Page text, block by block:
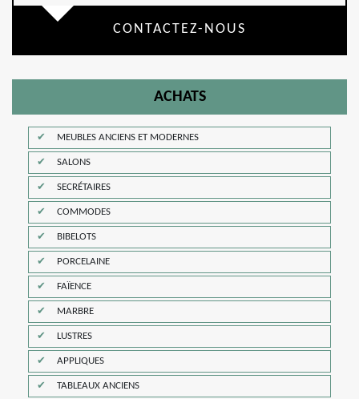
CONTACTEZ-NOUS
ACHATS
MEUBLES ANCIENS ET MODERNES
SALONS
SECRÉTAIRES
COMMODES
BIBELOTS
PORCELAINE
FAÏENCE
MARBRE
LUSTRES
APPLIQUES
TABLEAUX ANCIENS